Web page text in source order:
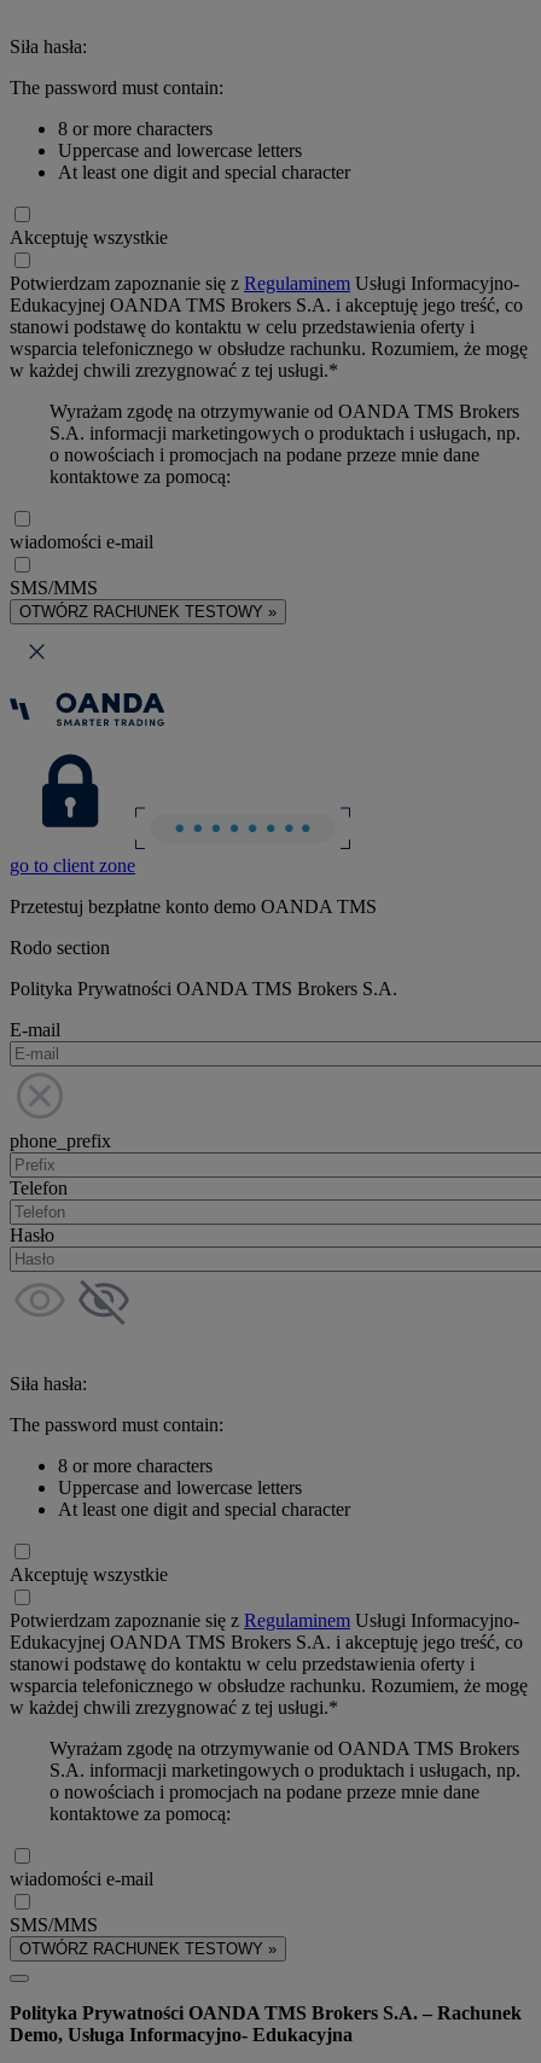
Siła hasła:
The password must contain:
8 or more characters
Uppercase and lowercase letters
At least one digit and special character
Akceptuję wszystkie
Potwierdzam zapoznanie się z Regulaminem Usługi Informacyjno-
Edukacyjnej OANDA TMS Brokers S.A. i akceptuję jego treść, co
stanowi podstawę do kontaktu w celu przedstawienia oferty i
wsparcia telefonicznego w obsłudze rachunku. Rozumiem, że mogę
w każdej chwili zrezygnować z tej usługi.*
Wyrażam zgodę na otrzymywanie od OANDA TMS Brokers
S.A. informacji marketingowych o produktach i usługach, np.
o nowościach i promocjach na podane przeze mnie dane
kontaktowe za pomocą:
wiadomości e-mail
SMS/MMS
OTWÓRZ RACHUNEK TESTOWY »
go to client zone
Przetestuj bezpłatne konto demo OANDA TMS
Rodo section
Polityka Prywatności OANDA TMS Brokers S.A.
E-mail
phone_prefix
Telefon
Hasło
Siła hasła:
The password must contain:
8 or more characters
Uppercase and lowercase letters
At least one digit and special character
Akceptuję wszystkie
Potwierdzam zapoznanie się z Regulaminem Usługi Informacyjno-
Edukacyjnej OANDA TMS Brokers S.A. i akceptuję jego treść, co
stanowi podstawę do kontaktu w celu przedstawienia oferty i
wsparcia telefonicznego w obsłudze rachunku. Rozumiem, że mogę
w każdej chwili zrezygnować z tej usługi.*
Wyrażam zgodę na otrzymywanie od OANDA TMS Brokers
S.A. informacji marketingowych o produktach i usługach, np.
o nowościach i promocjach na podane przeze mnie dane
kontaktowe za pomocą:
wiadomości e-mail
SMS/MMS
OTWÓRZ RACHUNEK TESTOWY »
Polityka Prywatności OANDA TMS Brokers S.A. – Rachunek
Demo, Usługa Informacyjno- Edukacyjna